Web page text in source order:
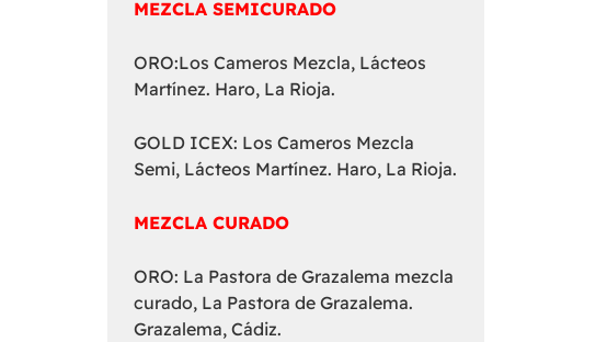
MEZCLA SEMICURADO
ORO:Los Cameros Mezcla, Lácteos
Martínez. Haro, La Rioja.
GOLD ICEX: Los Cameros Mezcla
Semi, Lácteos Martínez. Haro, La Rioja.
MEZCLA CURADO
ORO: La Pastora de Grazalema mezcla
curado, La Pastora de Grazalema.
Grazalema, Cádiz.